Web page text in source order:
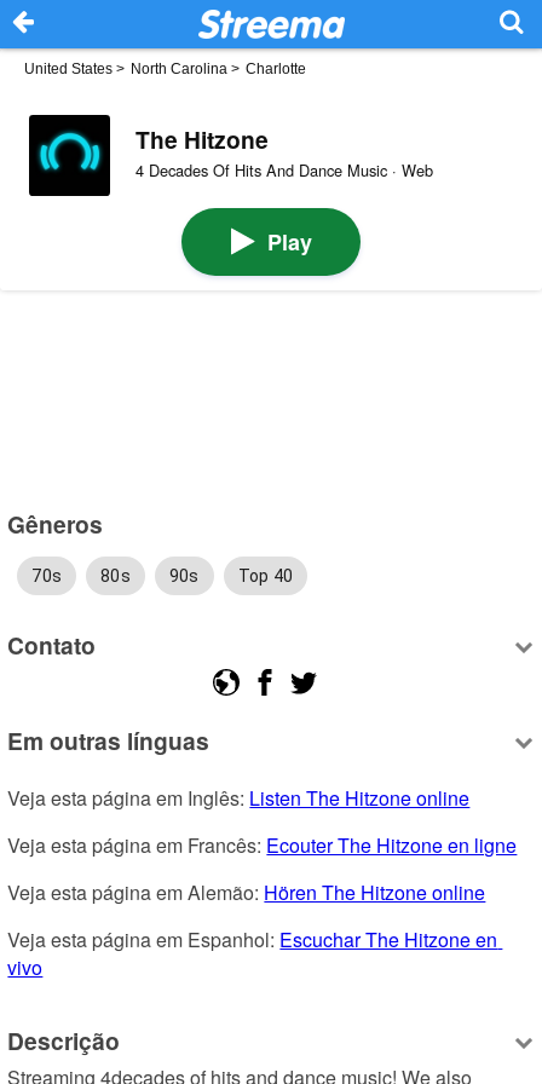
United States > North Carolina > Charlotte
The Hitzone
4 Decades Of Hits And Dance Music · Web
Play
Gêneros
70s 80s 90s Top 40
Contato
Em outras línguas
Veja esta página em Inglês: Listen The Hitzone online
Veja esta página em Francês: Ecouter The Hitzone en ligne
Veja esta página em Alemão: Hören The Hitzone online
Veja esta página em Espanhol: Escuchar The Hitzone en
vivo
Descrição
Streaming 4decades of hits and dance music! We also